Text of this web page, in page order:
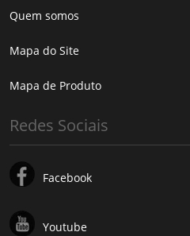
Quem somos
Mapa do Site
Mapa de Produto
Redes Sociais
Facebook
Youtube